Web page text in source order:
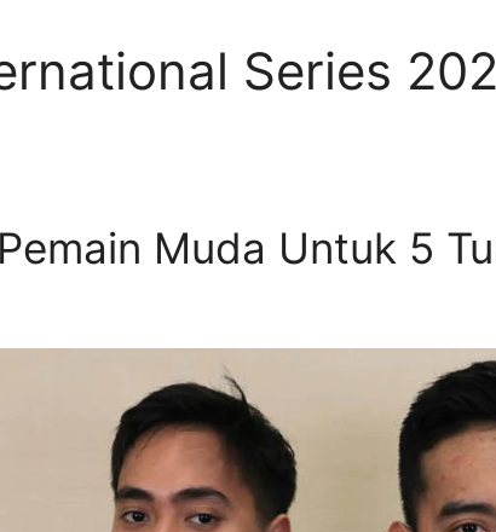
Series 202
Muda Untuk 5